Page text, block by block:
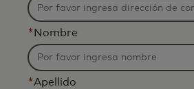
* Nombre
*Apellido